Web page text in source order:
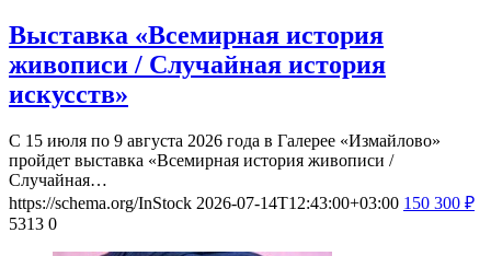
Выставка «Всемирная история
живописи / Случайная история
искусств»
С 15 июля по 9 августа 2026 года в Галерее «Измайлово»
пройдет выставка «Всемирная история живописи /
Случайная…
https://schema.org/InStock 2026-07-14T12:43:00+03:00 150 300 ₽
5313 0